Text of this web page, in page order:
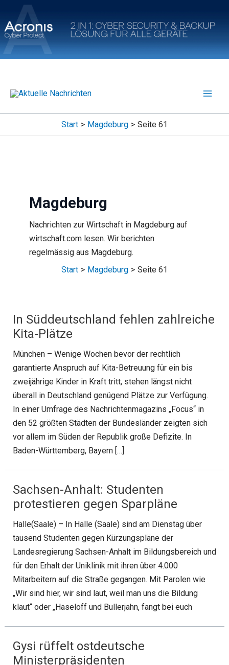
Inhalt
springen
Start Magdeburg Seite 61
Magdeburg
Nachrichten zur Wirtschaft in Magdeburg auf
wirtschaft.com lesen. Wir berichten
regelmässig aus Magdeburg.
Start
Magdeburg Seite 61
In Süddeutschland fehlen zahlreiche
Kita-Plätze
München – Wenige Wochen bevor der rechtlich
garantierte Anspruch auf Kita-Betreuung für ein bis
zweijährige Kinder in Kraft tritt, stehen längst nicht
überall in Deutschland genügend Plätze zur Verfügung.
In einer Umfrage des Nachrichtenmagazins „Focus“ in
den 52 größten Städten der Bundesländer zeigten sich
vor allem im Süden der Republik große Defizite. In
Baden-Württemberg, Bayern […]
Sachsen-Anhalt: Studenten
protestieren gegen Sparpläne
Halle(Saale) – In Halle (Saale) sind am Dienstag über
tausend Studenten gegen Kürzungspläne der
Landesregierung Sachsen-Anhalt im Bildungsbereich und
für den Erhalt der Uniklinik mit ihren über 4.000
Mitarbeitern auf die Straße gegangen. Mit Parolen wie
„Wir sind hier, wir sind laut, weil man uns die Bildung
klaut“ oder „Haseloff und Bullerjahn, fangt bei euch
Gysi rüffelt ostdeutsche
Ministerpräsidenten